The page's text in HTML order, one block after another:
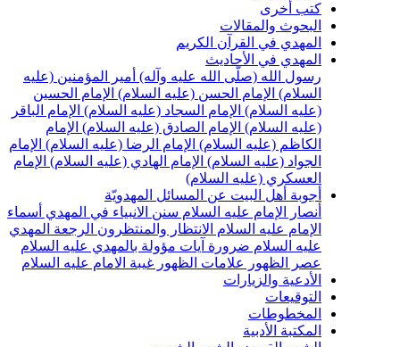
كتب أخرى
البحوث والمقالات
المهدي في القرآن الكريم
المهدي في الأحاديث
رسول الله (صلّى الله عليه وآله) أمير المؤمنين (عليه
السلام) الإمام الحسن (عليه السلام) الإمام الحسين
(عليه السلام) الإمام السجاد (عليه السلام) الإمام الباقر
(عليه السلام) الإمام الصادق (عليه السلام) الإمام
الكاظم (عليه السلام) الإمام الرضا (عليه السلام) الإمام
الجواد (عليه السلام) الإمام الهادي (عليه السلام) الإمام
العسكري (عليه السلام)
أجوبة أهل البيت عن المسائل المهدويّة
أنصار الإمام عليه السلام سنن الانبياء في المهدي أسماء
الإمام عليه السلام الانتظار والمنتظرون الرجعة المهدي
عليه السلام ضرورة آيات مؤولة بالمهدي عليه السلام
عصر الظهور
علامات الظهور غيبة الامام عليه السلام
الأدعية والزيارات
التوقيعات
المخطوطات
المكتبة الأدبية